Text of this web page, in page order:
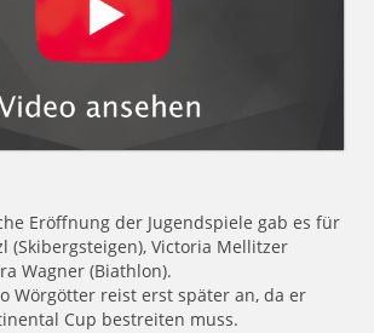
Eröffnung der Jugendspiele gab es für
(Skibergsteigen), Victoria Mellitzer
Wagner (Biathlon).
Wörgötter reist erst später an, da er
Cup bestreiten muss.